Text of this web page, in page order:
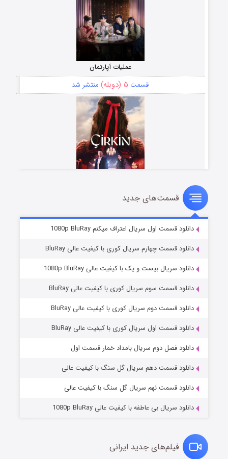
عملیات آپارتمان
قسمت ۵ (دوبله) منتشر شد
سریال زشت
قسمت۲ (زیرنویس) منتشر شد
مردگان متحرک: شهر مرده ۳
قسمت۲ (زیرنویس) منتشر شد
قسمت‌های جدید
دانلود قسمت اول سریال اعتراف میکنم 1080p BluRay
دانلود قسمت چهارم سریال کوری با کیفیت عالی BluRay
دانلود سریال بیست و یک با کیفیت عالی 1080p BluRay
دانلود قسمت سوم سریال کوری با کیفیت عالی BluRay
دانلود قسمت دوم سریال کوری با کیفیت عالی BluRay
دانلود قسمت اول سریال کوری با کیفیت عالی BluRay
دانلود فصل دوم سریال بامداد خمار قسمت اول
دانلود قسمت دهم سریال گل سنگ با کیفیت عالی
دانلود قسمت نهم سریال گل سنگ با کیفیت عالی
دانلود سریال بی عاطفه با کیفیت عالی 1080p BluRay
فیلم‌های جدید ایرانی